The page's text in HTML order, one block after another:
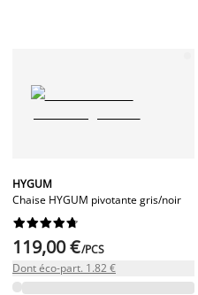
HYGUM
Chaise HYGUM pivotante gris/noir






119,00 €/PCS
Dont éco-part. 1.82 €